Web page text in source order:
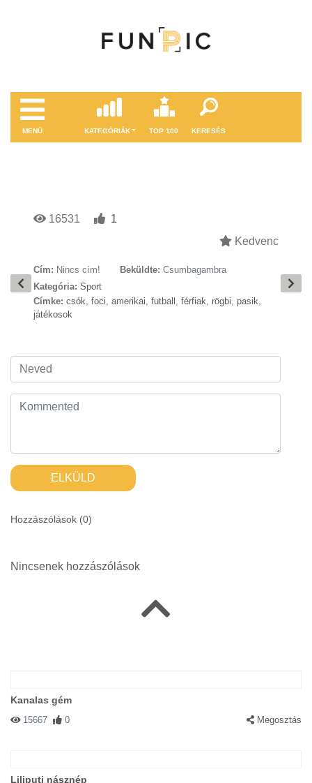
MENÜ KATEGÓRIÁK TOP 100 KERESÉS
16531
1
Kedvenc
Cím: Nincs cím! Beküldte: Csumbagambra
Kategória: Sport
Címke: csók, foci, amerikai, futball , férfiak, rögbi, pasik,
játékosok
ELKÜLD
Hozzászólások (0)
Nincsenek hozzászólások
Kanalas gém
15667 0 Megosztás
Liliputi násznép